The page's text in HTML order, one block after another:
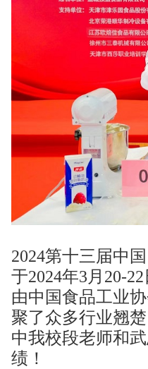
2024第十三届中
于2024年3月20-
由中国食品工业
聚了众多行业翘
中我校段老师和
绩！